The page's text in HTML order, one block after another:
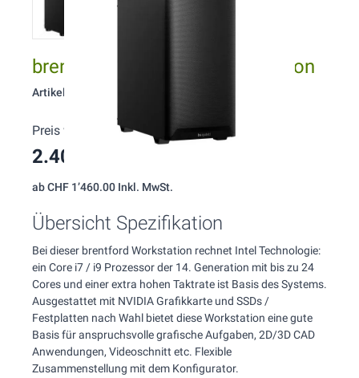
brentford W133 Intel Workstation
Artikelnummer: 133
Preis wie konfiguriert:
2.400,00 CHF
abCHF 1’460.00 Inkl. MwSt.
Übersicht Spezifikation
Bei dieser brentford Workstation rechnet Intel Technologie:
ein Core i7 / i9 Prozessor der 14. Generation mit bis zu 24
Cores und einer extra hohen Taktrate ist Basis des Systems.
Ausgestattet mit NVIDIA Grafikkarte und SSDs /
Festplatten nach Wahl bietet diese Workstation eine gute
Basis für anspruchsvolle grafische Aufgaben, 2D/3D CAD
Anwendungen, Videoschnitt etc. Flexible
Zusammenstellung mit dem Konfigurator.